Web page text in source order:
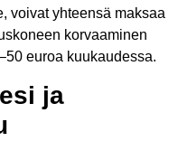
voivat yhteensä maksaa
korvaaminen
euroa kuukaudessa.
ja